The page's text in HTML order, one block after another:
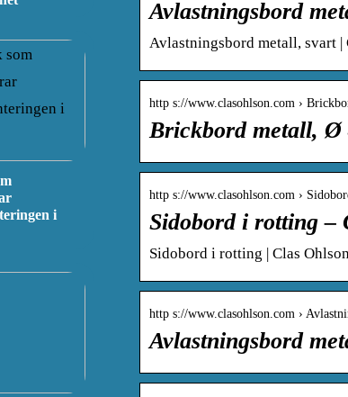
Avlastningsbord
Avlastningsbord metall, svart |
http s://www.clasohlson.com ›
Brickbord metall, Ø
http s://www.clasohlson.com ›
Sidobord i rotting –
Sidobord i rotting | Clas Ohlson
http s://www.clasohlson.com ›
Avlastningsbord
i